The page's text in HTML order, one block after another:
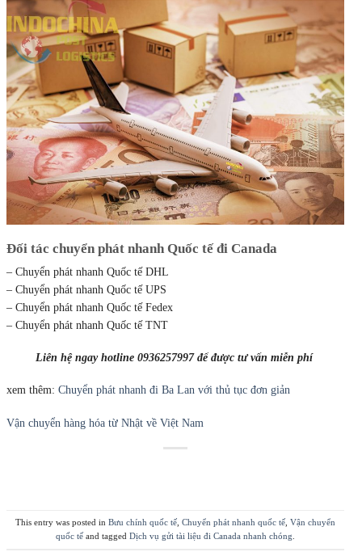
Đối tác chuyển phát nhanh Quốc tế đi Canada
– Chuyển phát nhanh Quốc tế DHL
– Chuyển phát nhanh Quốc tế UPS
– Chuyển phát nhanh Quốc tế Fedex
– Chuyển phát nhanh Quốc tế TNT
Liên hệ ngay hotline 0936257997 để được tư vấn miễn phí
xem thêm: Chuyển phát nhanh đi Ba Lan với thủ tục đơn giản
Vận chuyển hàng hóa từ Nhật về Việt Nam
This entry was posted in Bưu chính quốc tế Chuyển phát nhanh quốc tế Vận chuyển
quốc tế and tagged Dịch vụ gửi tài liệu đi Canada nhanh chóng